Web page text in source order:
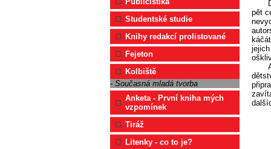
Studentské studie
Knihy redakcí prolistované
Fejeton
Kolbiště
- Současná mladá tvorba
Anketa - První kniha mých
vzpomínek
Tiráž
Litenky - co to je?
pět